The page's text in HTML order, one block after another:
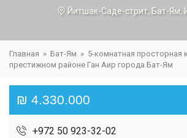
Йитшак-Саде-стрит, Бат-Ям,
Главная » Бат-Ям » 5-комнатная просторная
престижном районе Ган Аир города Бат-Ям
₪ 4.330.000
+972 50 923-32-02